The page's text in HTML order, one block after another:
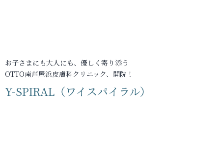
お子さまにも大人にも、優しく寄り添う
OTTO南芦屋浜皮膚科クリニック、開院！
Y-SPIRAL（ワイスパイラル）